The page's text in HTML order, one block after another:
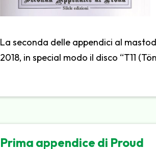
La seconda delle appendici al
2018, in special modo il disco “T11
Prima appendice di Proud